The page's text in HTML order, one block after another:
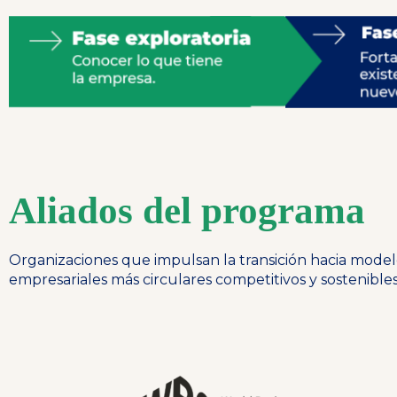
Aliados del programa
Organizaciones que impulsan la transición hacia
empresariales más circulares competitivos y